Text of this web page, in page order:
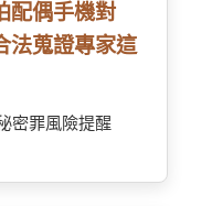
配偶手機對
法蒐證專家這
密罪風險提醒